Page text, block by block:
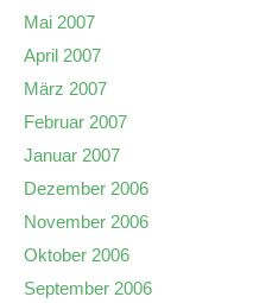
Mai 2007
April 2007
März 2007
Februar 2007
Januar 2007
Dezember 2006
November 2006
Oktober 2006
September 2006